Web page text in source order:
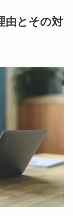
由とその対